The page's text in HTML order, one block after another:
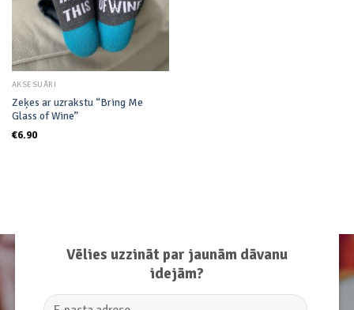
AKSESUĀRI
Zeķes ar uzrakstu “Bring Me
Glass of Wine”
€6.90
Vēlies uzzināt par jaunām dāvanu
idejām?